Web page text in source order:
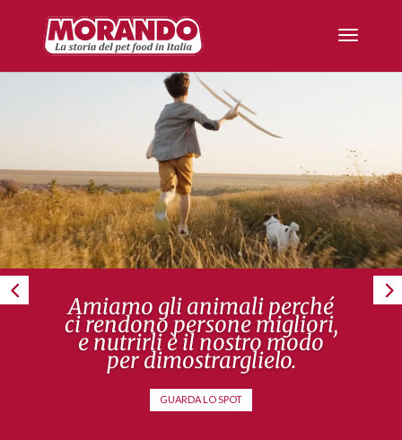
Amiamo gli animali perché
ci rendono persone migliori,
e nutrirli è il nostro modo
per dimostrarglielo.
GUARDA LO SPOT